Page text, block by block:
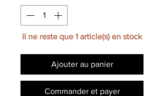
Il ne reste que 1 article(s) en stock
Ajouter au panier
Commander et payer